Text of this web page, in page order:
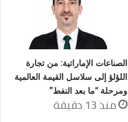
الصناعات الإماراتية: من تجارة
اللؤلؤ إلى سلاسل القيمة العالمية
ومرحلة “ما بعد النفط”
منذ 13 دقيقة